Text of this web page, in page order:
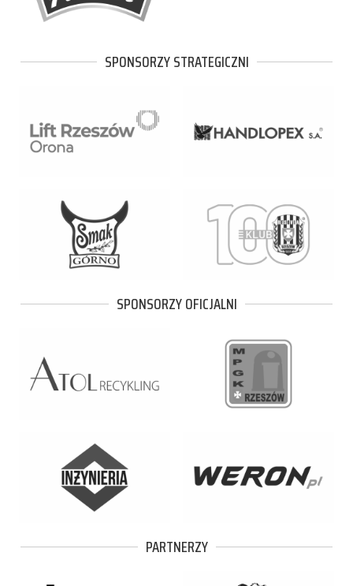
SPONSORZY STRATEGICZNI
SPONSORZY OFICJALNI
PARTNERZY